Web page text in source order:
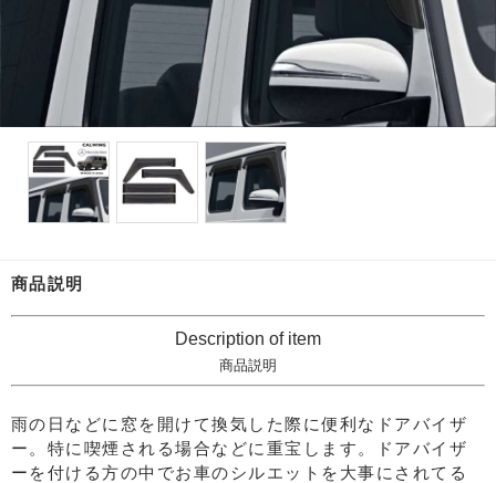
商品説明
Description of item
商品説明
雨の日などに窓を開けて換気した際に便利なドアバイザ
ー。特に喫煙される場合などに重宝します。ドアバイザ
ーを付ける方の中でお車のシルエットを大事にされてる